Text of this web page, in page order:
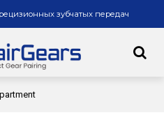
зубчатых передач